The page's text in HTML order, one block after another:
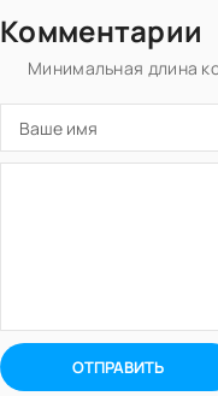
Комментарии
Минимальная длина
ОТПРАВИТЬ